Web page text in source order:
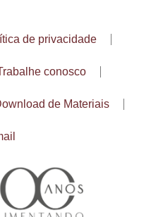
de privacidade
conosco
de Materiais